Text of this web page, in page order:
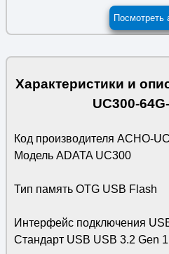
Посмотреть
Характеристики и
UC300-
Код производителя ACHO-
Модель ADATA UC300
Тип память OTG USB Flash
Интерфейс подключения
Стандарт USB USB 3.2 Gen 1